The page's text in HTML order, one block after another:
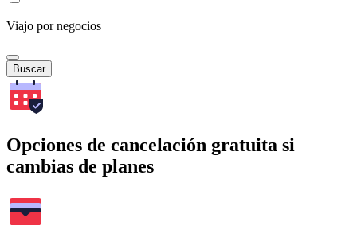
Viajo por negocios
Buscar
Opciones de cancelación gratuita si
cambias de planes